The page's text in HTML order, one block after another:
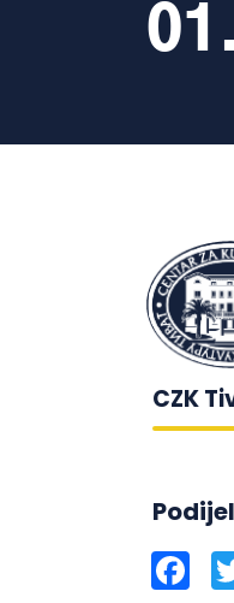
CZK